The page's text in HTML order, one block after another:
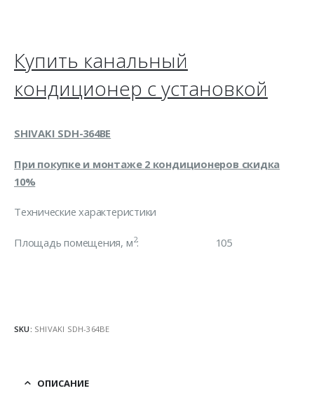
Купить канальный
кондиционер с установкой
SHIVAKI SDH-364BE
При покупке и монтаже 2 кондиционеров скидка
10%
Технические характеристики
Площадь помещения, м2: 105
SKU: SHIVAKI SDH-364BE
ОПИСАНИЕ